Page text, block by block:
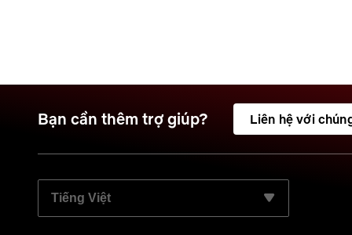
Bạn cần thêm trợ giúp? Liên hệ với
CHỌN NGÔN NGỮ ƯU TIÊN: